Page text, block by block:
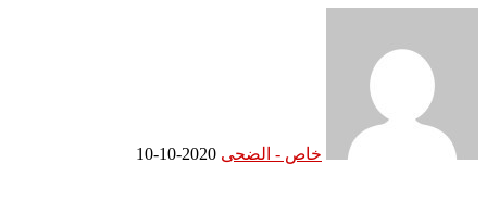
خاص - الضحى 2020-10-10